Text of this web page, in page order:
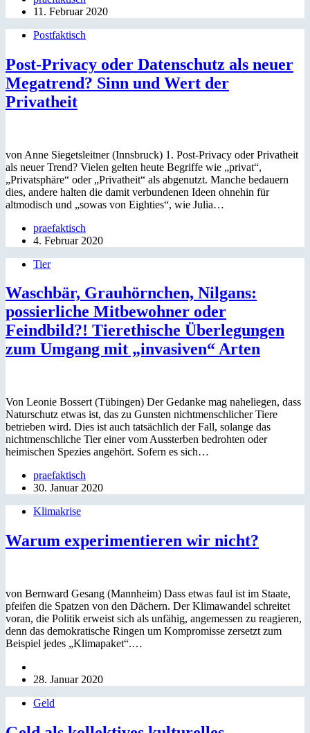
11. Februar 2020
Postfaktisch
Post-Privacy oder Datenschutz als neuer
Megatrend? Sinn und Wert der
Privatheit
von Anne Siegetsleitner (Innsbruck) 1. Post-Privacy oder Privatheit
als neuer Trend? Vielen gelten heute Begriffe wie „privat“,
„Privatsphäre“ oder „Privatheit“ als abgenutzt. Manche bedauern
dies, andere halten die damit verbundenen Ideen ohnehin für
altmodisch und „sowas von Eighties“, wie Julia…
praefaktisch
4. Februar 2020
Tier
Waschbär, Grauhörnchen, Nilgans:
possierliche Mitbewohner oder
Feindbild?! Tierethische Überlegungen
zum Umgang mit „invasiven“ Arten
Von Leonie Bossert (Tübingen) Der Gedanke mag naheliegen, dass
Naturschutz etwas ist, das zu Gunsten nichtmenschlicher Tiere
betrieben wird. Dies ist auch tatsächlich der Fall, solange das
nichtmenschliche Tier einer vom Aussterben bedrohten oder
heimischen Spezies angehört. Sofern es sich…
praefaktisch
30. Januar 2020
Klimakrise
Warum experimentieren wir nicht?
von Bernward Gesang (Mannheim) Dass etwas faul ist im Staate,
pfeifen die Spatzen von den Dächern. Der Klimawandel schreitet
voran, die Politik erweist sich als unfähig, angemessen zu reagieren,
denn das demokratische Ringen um Kompromisse zersetzt zum
Beispiel jedes „Klimapaket“.…
28. Januar 2020
Geld